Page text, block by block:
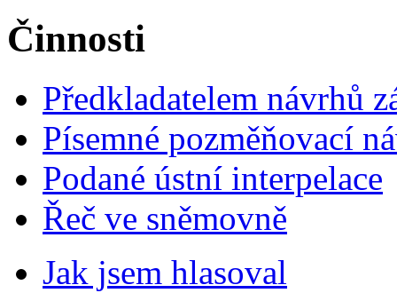
Činnosti
Předkladatelem návrhů
Písemné pozměňovací
Podané ústní interpelace
Řeč ve sněmovně
Jak jsem hlasoval